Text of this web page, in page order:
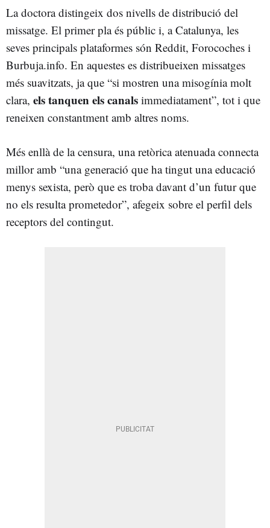
La doctora distingeix dos nivells de distribució del
missatge. El primer pla és públic i, a Catalunya, les
seves principals plataformes són Reddit, Forocoches i
Burbuja.info. En aquestes es distribueixen missatges
més suavitzats, ja que “si mostren una misogínia molt
clara, els tanquen els canals immediatament”, tot i que
reneixen constantment amb altres noms.
Més enllà de la censura, una retòrica atenuada connecta
millor amb “una generació que ha tingut una educació
menys sexista, però que es troba davant d’un futur que
no els resulta prometedor”, afegeix sobre el perfil dels
receptors del contingut.